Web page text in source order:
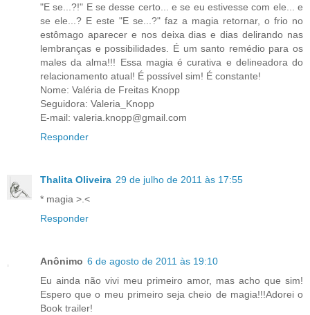
"E se...?!" E se desse certo... e se eu estivesse com ele... e
se ele...? E este "E se...?" faz a magia retornar, o frio no
estômago aparecer e nos deixa dias e dias delirando nas
lembranças e possibilidades. É um santo remédio para os
males da alma!!! Essa magia é curativa e delineadora do
relacionamento atual! É possível sim! É constante!
Nome: Valéria de Freitas Knopp
Seguidora: Valeria_Knopp
E-mail: valeria.knopp@gmail.com
Responder
Thalita Oliveira 29 de julho de 2011 às 17:55
* magia >.<
Responder
Anônimo 6 de agosto de 2011 às 19:10
Eu ainda não vivi meu primeiro amor, mas acho que sim!
Espero que o meu primeiro seja cheio de magia!!!Adorei o
Book trailer!